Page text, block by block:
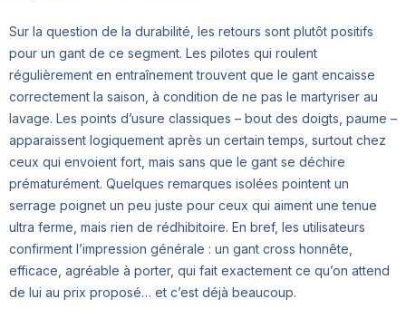
Sur la question de la durabilité, les retours sont plutôt positifs
pour un gant de ce segment. Les pilotes qui roulent
régulièrement en entraînement trouvent que le gant encaisse
correctement la saison, à condition de ne pas le martyriser au
lavage. Les points d’usure classiques – bout des doigts, paume –
apparaissent logiquement après un certain temps, surtout chez
ceux qui envoient fort, mais sans que le gant se déchire
prématurément. Quelques remarques isolées pointent un
serrage poignet un peu juste pour ceux qui aiment une tenue
ultra ferme, mais rien de rédhibitoire. En bref, les utilisateurs
confirment l’impression générale : un gant cross honnête,
efficace, agréable à porter, qui fait exactement ce qu’on attend
de lui au prix proposé… et c’est déjà beaucoup.